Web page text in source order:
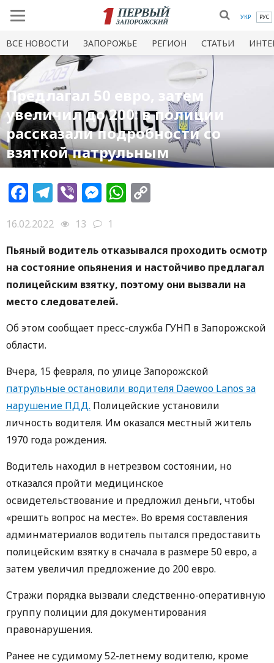
УКР РУС
ВСЕ НОВОСТИ ЗАПОРОЖЬЕ РЕГИОН СТАТЬИ
Предлагал 50 евро, затем
увеличил до 200: в полиции
рассказали подробности со
взяткой патрульным
Facebook
Telegram
ViberMessenger
WhatsApp
16.02.2022 13
1
Пьяный водитель отказывался проходить осмотр
на состояние опьянения и настойчиво предлагал
полицейским взятку, поэтому они вызвали на
место следователей.
Об этом сообщает пресс-служба ГУНП в Запорожской
области.
Вчера, 15 февраля, по улице Запорожской
патрульные остановили водителя Daewoo Lanos за
нарушение ПДД. Полицейские установили
личность водителя. Им оказался местный житель
1970 года рождения.
Водитель находил в нетрезвом состоянии, но
отказался пройти медицинское
освидетельствование и предложил деньги, чтобы
«решить вопрос на месте». Во время составления
админматериалов водитель пытался предоставить
полицейским взятку в сначала в размере 50 евро, а
затем увеличил предложение до 200 евро.
Стражи порядка вызвали следственно-оперативную
группу полиции для документирования
правонарушения.
Ранее не судимому 52-летнему водителю, кроме